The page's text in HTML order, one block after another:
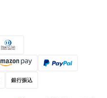
銀行振込